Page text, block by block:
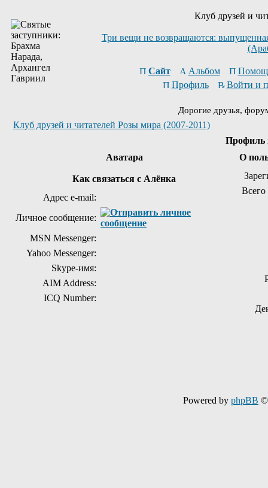
Клуб друзей и
Три вещи не возвращаются:
Сайт Альбом
Профиль
Войти и
Дорогие друзья,
Клуб друзей и читателей Розы мира (2007-2011)
Профиль
Аватара
О
Как связаться с Алёнка
Адрес e-mail:
Личное сообщение:
MSN Messenger:
Yahoo Messenger:
Skype-имя:
AIM Address:
ICQ Number:
Powered by phpBB ©